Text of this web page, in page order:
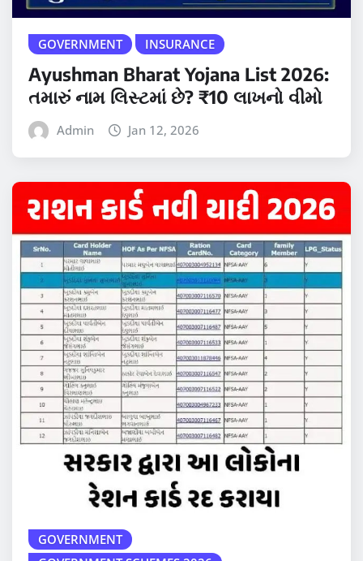
GOVERNMENT INSURANCE
Ayushman Bharat Yojana List 2026:
તમારું નામ લિસ્ટમાં છે? ₹10 લાખનો વીમો
Admin Jan 12, 2026
GOVERNMENT